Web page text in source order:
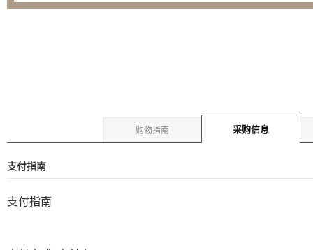
购物指南 采购信息
支付指南
支付指南